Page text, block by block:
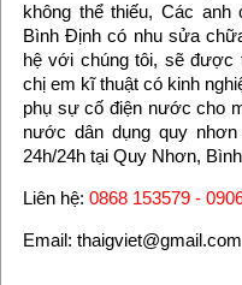
không thể thiếu, Các
Bình Định có nhu sửa
hệ với chúng tôi, sẽ được
chị em kĩ thuật có kinh
phụ sự cố điện nước cho
nước dân dụng quy
24h/24h tại Quy Nhơn,
Liên hệ: 0868 153579 -
Email: thaigviet@gmail.com